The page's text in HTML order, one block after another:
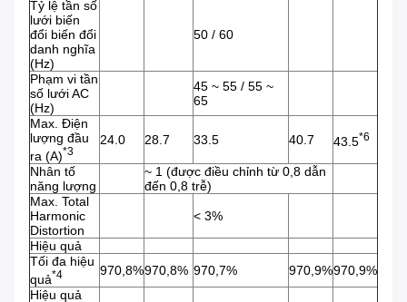
Tỷ lệ tần số
lưới biến
đổi biến đổi
danh nghĩa
(Hz)
50 / 60
Phạm vi tần
số lưới AC
(Hz)
45 ~ 55 / 55 ~
65
Max. Điện
lượng đầu
ra (A)*3
24.0 28.7 33.5 40.7 43.5*6
Nhân tố
năng lượng
~ 1 (được điều chỉnh từ 0,8 dẫn
đến 0,8 trễ)
Max. Total
Harmonic
Distortion
< 3%
Hiệu quả
Tối đa hiệu
quả*4 970,8%970,8% 970,7% 970,9%970,9%
Hiệu quả